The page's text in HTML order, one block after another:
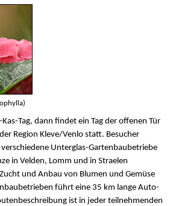
Tag, dann findet ein Tag der offenen Tür
Region Kleve/Venlo statt. Besucher
Unterglas-Gartenbaubetriebe
in Velden, Lomm und in Straelen
und Anbau von Blumen und Gemüse
führt eine 35 km lange Auto-
ist in jeder teilnehmenden